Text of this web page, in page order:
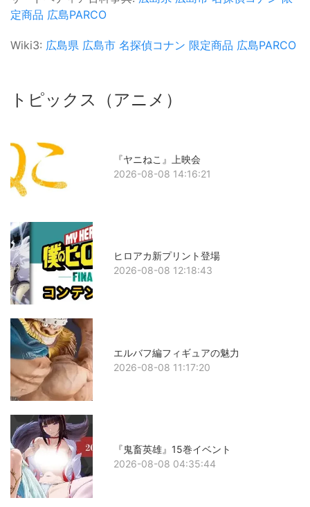
定商品 広島PARCO
Wiki3: 広島県 広島市 名探偵コナン 限定商品 広島PARCO
トピックス（アニメ）
『ヤニねこ』上映会
2026-08-08 14:16:21
ヒロアカ新プリント登場
2026-08-08 12:18:43
エルバフ編フィギュアの魅力
2026-08-08 11:17:20
『鬼畜英雄』15巻イベント
2026-08-08 04:35:44